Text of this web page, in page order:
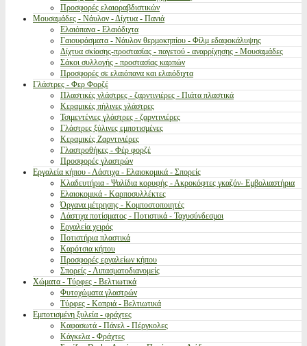
Προσφορές ελαιοραβδιστικών
Μουσαμάδες - Νάυλον - Δίχτυα - Πανιά
Ελαιόπανα - Ελαιόδιχτα
Γαιουφάσματα - Νάυλον θερμοκηπίου - Φίλμ εδαφοκάλυψης
Δίχτυα σκίασης-προστασίας - παγετού - αναρρίχησης - Μουσαμάδες
Σάκοι συλλογής - προστασίας καρπών
Προσφορές σε ελαιόπανα και ελαιόδιχτα
Γλάστρες - Φερ Φορζέ
Πλαστικές γλάστρες - ζαρντινιέρες - Πιάτα πλαστικά
Κεραμικές πήλινες γλάστρες
Τσιμεντένιες γλάστρες - ζαρντινιέρες
Γλάστρες ξύλινες εμποτισμένες
Κεραμικές Ζαρντινιέρες
Γλαστροθήκες - Φέρ φορζέ
Προσφορές γλαστρών
Εργαλεία κήπου - Λάστιχα - Ελαιοκομικά - Σπορείς
Κλαδευτήρια - Ψαλίδια κορυφής - Ακροκόφτες γκαζόν- Εμβολιαστήρια
Ελαιοκομικά - Καρποσυλλέκτες
Όργανα μέτρησης - Κομποστοποιητές
Λάστιχα ποτίσματος - Ποτιστικά - Ταχυσύνδεσμοι
Εργαλεία χειρός
Ποτιστήρια πλαστικά
Καρότσια κήπου
Προσφορές εργαλείων κήπου
Σπορείς - Λιπασματοδιανομείς
Χώματα - Τύρφες - Βελτιωτικά
Φυτοχώματα γλαστρών
Τύρφες - Κοπριά - Βελτιωτικά
Εμποτισμένη ξυλεία - φράχτες
Καφασωτά - Πάνελ - Πέργκολες
Κάγκελα - Φράχτες